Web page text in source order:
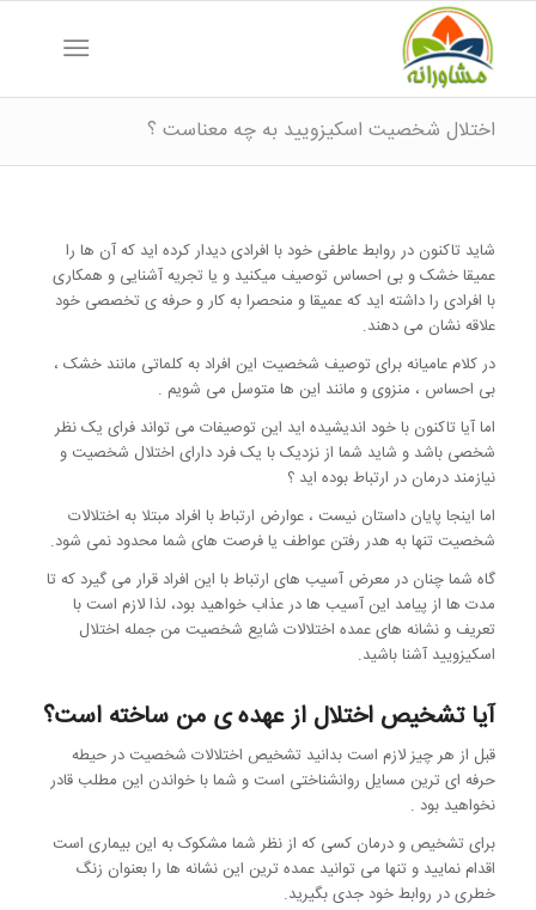
اختلال شخصیت اسکیزویید به چه معناست ؟
شاید تاکنون در روابط عاطفی خود با افرادی دیدار کرده اید که آن ها را
عمیقا خشک و بی احساس توصیف میکنید و یا تجریه آشنایی و همکاری
با افرادی را داشته اید که عمیقا و منحصرا به کار و حرفه ی تخصصی خود
علاقه نشان می دهند.
در کلام عامیانه برای توصیف شخصیت این افراد به کلماتی مانند خشک ،
بی احساس ، منزوی و مانند این ها متوسل می شویم .
اما آیا تاکنون با خود اندیشیده اید این توصیفات می تواند فرای یک نظر
شخصی باشد و شاید شما از نزدیک با یک فرد دارای اختلال شخصیت و
نیازمند درمان در ارتباط بوده اید ؟
اما اینجا پایان داستان نیست ، عوارض ارتباط با افراد مبتلا به اختلالات
شخصیت تنها به هدر رفتن عواطف یا فرصت های شما محدود نمی شود.
گاه شما چنان در معرض آسیب های ارتباط با این افراد قرار می گیرد که تا
مدت ها از پیامد این آسیب ها در عذاب خواهید بود، لذا لازم است با
تعریف و نشانه های عمده اختلالات شایع شخصیت من جمله اختلال
اسکیزویید آشنا باشید.
آیا تشخیص اختلال از عهده ی من ساخته است؟
قبل از هر چیز لازم است بدانید تشخیص اختلالات شخصیت در حیطه
حرفه ای ترین مسایل روانشناختی است و شما با خواندن این مطلب قادر
نخواهید بود .
برای تشخیص و درمان کسی که از نظر شما مشکوک به این بیماری است
اقدام نمایید و تنها می توانید عمده ترین این نشانه ها را بعنوان زنگ
خطری در روابط خود جدی بگیرید.